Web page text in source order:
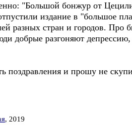
"Большой бонжур от
издание в "большое
разных стран и городов.
добрые разгоняют
поздравления и прошу не
, 2019